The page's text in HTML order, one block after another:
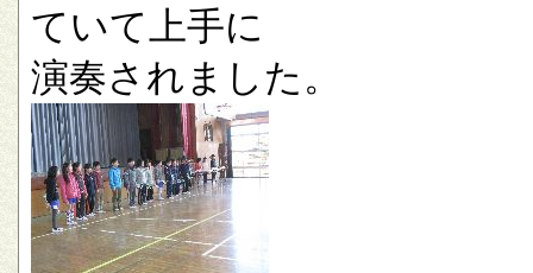
ていて上手に
演奏されました。